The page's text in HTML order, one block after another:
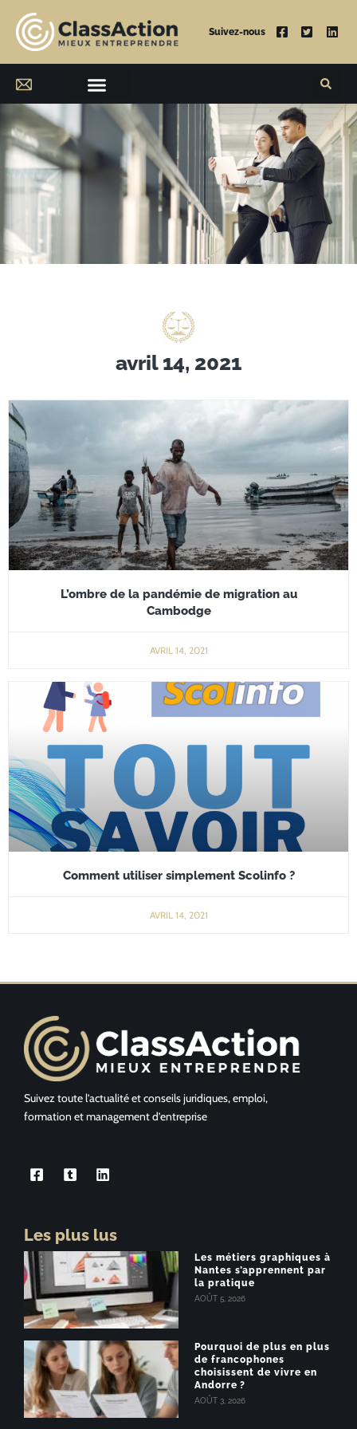
Suivez-nous
avril 14, 2021
L’ombre de la pandémie de migration au
Cambodge
AVRIL 14, 2021
Comment utiliser simplement Scolinfo ?
AVRIL 14, 2021
Suivez toute l’actualité et conseils juridiques, emploi,
formation et management d’entreprise
Les plus lus
Les métiers graphiques à
Nantes s’apprennent par
la pratique
AOÛT 5, 2026
Pourquoi de plus en plus
de francophones
choisissent de vivre en
Andorre ?
AOÛT 3, 2026